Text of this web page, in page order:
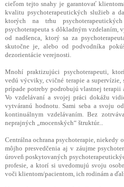
cieľom tejto snahy je garantovať
kvalitu psychoterapeutických služieb a
ktorých na trhu
psychoterapeuta s dôkladným vzdelaním,
od nadšenca, ktorý sa za
skutočne je, alebo od podvodníka
dezorientácie verejnosti.
Mnohí praktizujúci psychoterapeuti,
vedú výcviky, cvičné terapie a supervízie,
prípade potreby podrobujú vlastnej terapii
Vo vzdelávaní a svojej práci dokážu
vytváranú hodnotu. Sami seba a svoju
kontinuálnym vzdelávaním. Bez
neprajných „mocenských“ štruktúr...
Centrálna ochrana psychoterapie, niekedy
môjho presvedčenia aj v záujme
úroveň poskytovaných
profesie, a ktorí si uvedomujú svoju
voči klientom/pacientom, ich rodinám a